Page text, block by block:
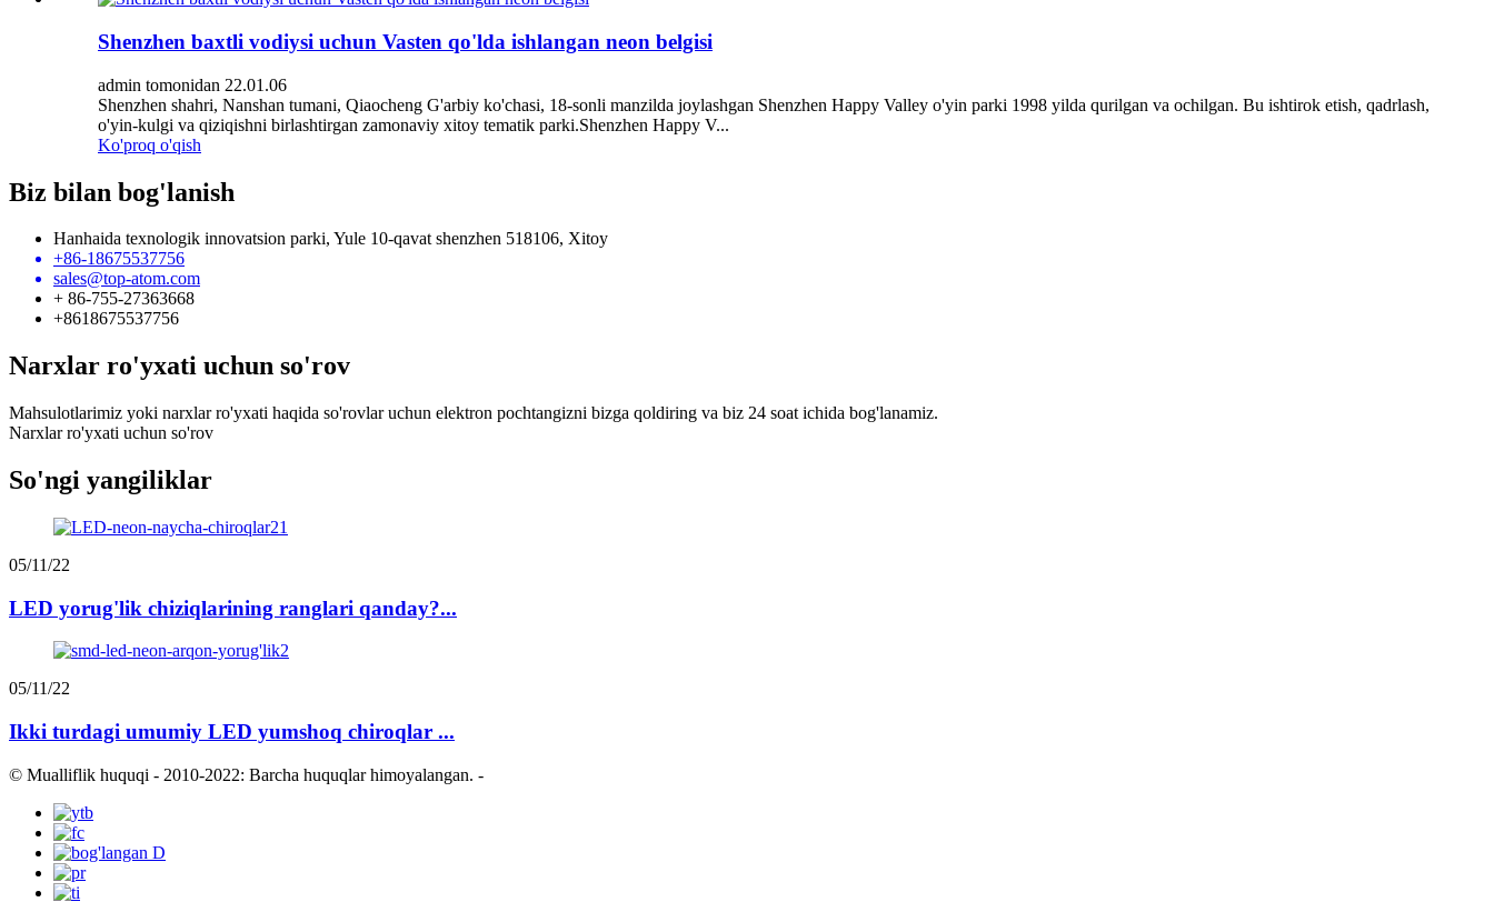
Shenzhen baxtli vodiysi uchun Vasten qo'lda ishlangan neon belgisi
admin tomonidan 22.01.06
Shenzhen shahri, Nanshan tumani, Qiaocheng G'arbiy ko'chasi, 18-sonli manzilda joylashgan Shenzhen Happy Valley o'yin parki 1998 yilda qurilgan va ochilgan. Bu ishtirok etish, qadrlash,
o'yin-kulgi va qiziqishni birlashtirgan zamonaviy xitoy tematik parki.Shenzhen Happy V...
Ko'proq o'qish
Biz bilan bog'lanish
Hanhaida texnologik innovatsion parki, Yule 10-qavat shenzhen 518106, Xitoy
+86-18675537756
sales@top-atom.com
+ 86-755-27363668
+8618675537756
Narxlar ro'yxati uchun so'rov
Mahsulotlarimiz yoki narxlar ro'yxati haqida so'rovlar uchun elektron pochtangizni bizga qoldiring va biz 24 soat ichida bog'lanamiz.
Narxlar ro'yxati uchun so'rov
So'ngi yangiliklar
05/11/22
LED yorug'lik chiziqlarining ranglari qanday?...
05/11/22
Ikki turdagi umumiy LED yumshoq chiroqlar ...
© Mualliflik huquqi - 2010-2022: Barcha huquqlar himoyalangan. -